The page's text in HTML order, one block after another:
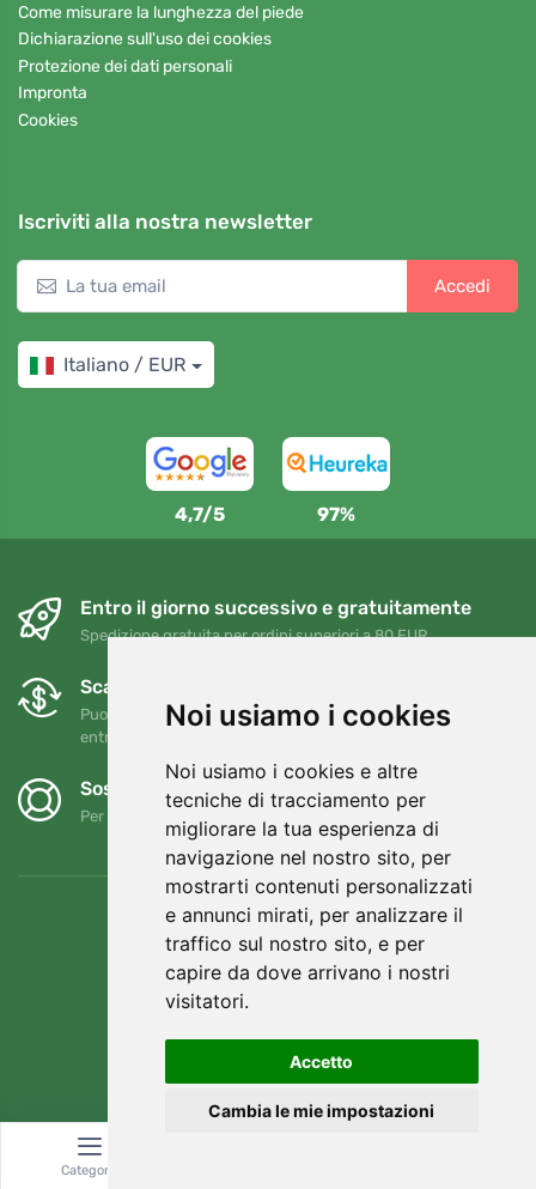
Noi usiamo i cookies
Noi usiamo i cookies e altre
tecniche di tracciamento per
migliorare la tua esperienza di
navigazione nel nostro sito, per
mostrarti contenuti personalizzati
e annunci mirati, per analizzare il
traffico sul nostro sito, e per
capire da dove arrivano i nostri
visitatori.
Accetto
Cambia le mie impostazioni
Come misurare la lunghezza del piede
Dichiarazione sull'uso dei cookies
Protezione dei dati personali
Impronta
Cookies
Iscriviti alla nostra newsletter
Accedi
Italiano / EUR
4,7/5 97%
Entro il giorno successivo e gratuitamente
Spedizione gratuita per ordini superiori a 80 EUR
Scambi e resi gratuiti
Puoi restituire o cambiare il tuo ordine in qualsiasi momento
entro 90 giorni
Sosteniamo Trees.org
Per ogni ordine piantiamo un albero! Leggi di più
Categoria